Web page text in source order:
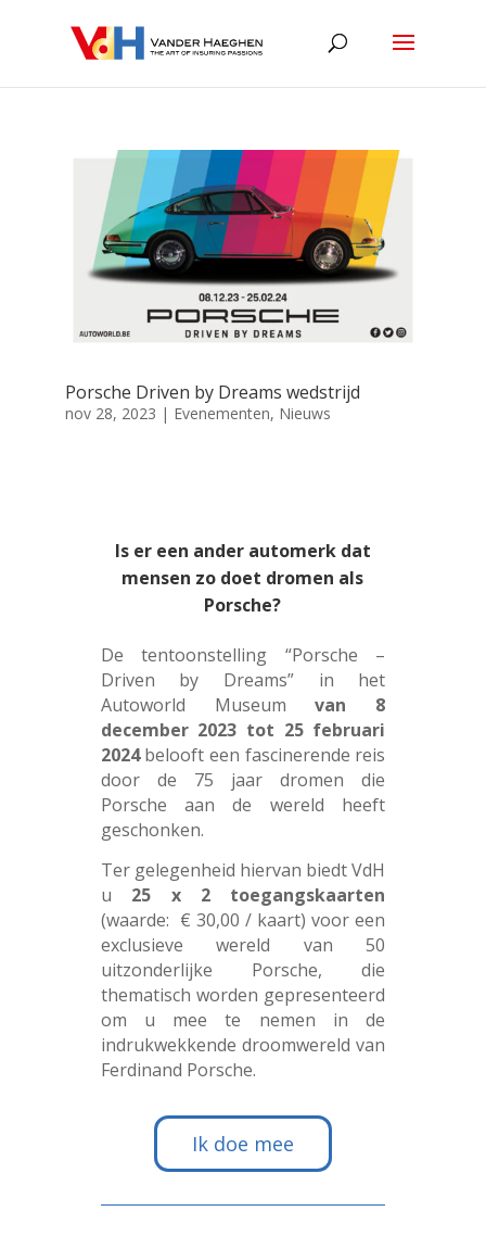
Porsche Driven by Dreams wedstrijd
nov 28, 2023 | Evenementen, Nieuws
Is er een ander automerk dat
mensen zo doet dromen als
Porsche?
De tentoonstelling “Porsche –
Driven by Dreams” in het
Autoworld Museumvan 8
december 2023 tot 25 februari
2024belooft een fascinerende reis
door de 75 jaar dromen die
Porsche aan de wereld heeft
geschonken.
Ter gelegenheid hiervan biedt VdH
u 25 x 2 toegangskaarten
(waarde: € 30,00 / kaart) voor een
exclusieve wereld van 50
uitzonderlijke Porsche, die
thematisch worden gepresenteerd
om u mee te nemen in de
indrukwekkende droomwereld van
Ferdinand Porsche.
Ik doe mee